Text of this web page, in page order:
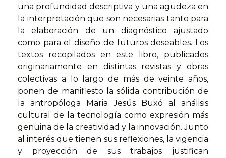
una profundidad descriptiva y una agudeza en
la interpretación que son necesarias tanto para
la elaboración de un diagnóstico ajustado
como para el diseño de futuros deseables. Los
textos recopilados en este libro, publicados
originariamente en distintas revistas y obras
colectivas a lo largo de más de veinte años,
ponen de manifiesto la sólida contribución de
la antropóloga Maria Jesús Buxó al análisis
cultural de la tecnología como expresión más
genuina de la creatividad y la innovación. Junto
al interés que tienen sus reflexiones, la vigencia
y proyección de sus trabajos justifican